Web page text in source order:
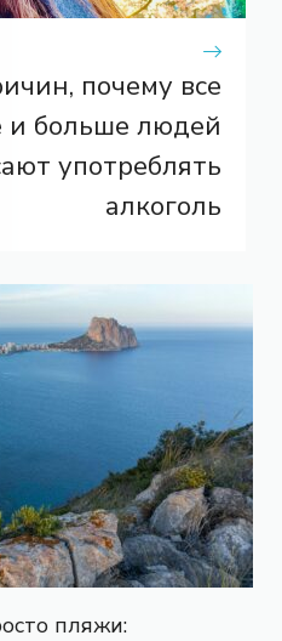
почему все
и больше людей
употреблять
алкоголь
пляжи: